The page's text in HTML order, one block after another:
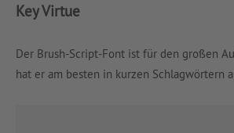
Key Virtue
Der Brush-Script-Font ist für den großen
hat er am besten in kurzen Schlagwörtern